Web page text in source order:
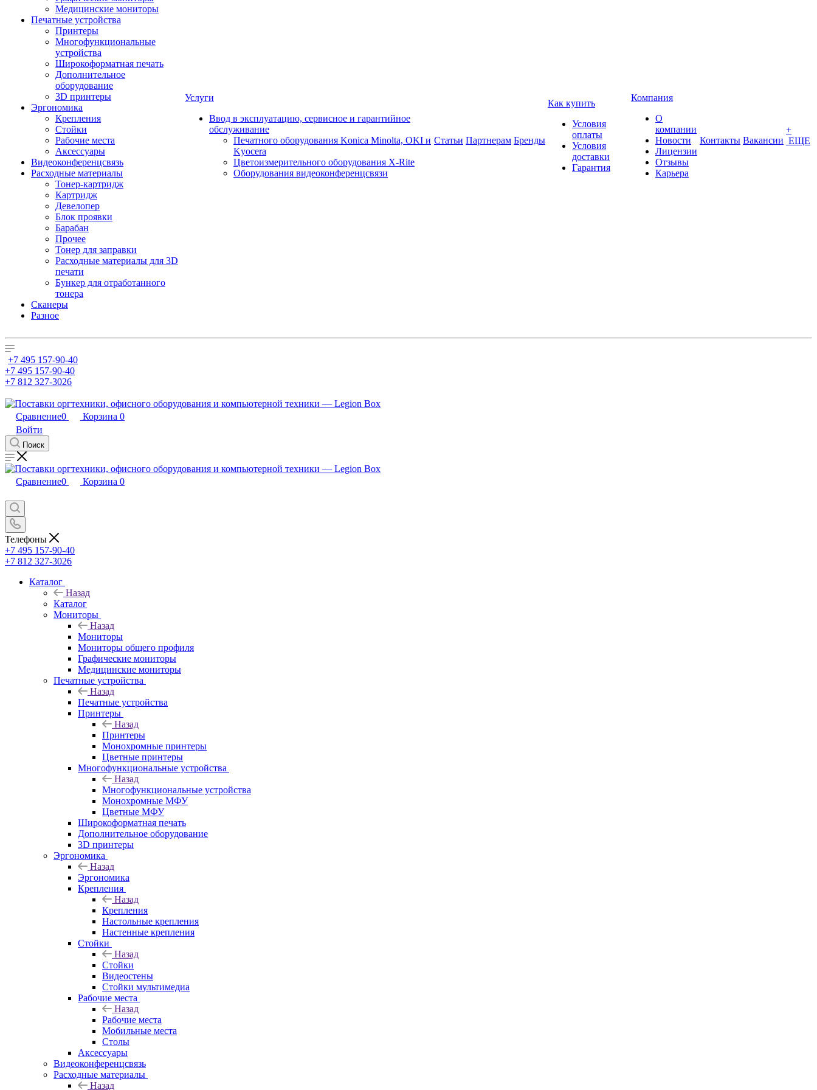
Медицинские мониторы
Печатные устройства
Принтеры
Многофункциональные
устройства
Широкоформатная печать
Дополнительное
оборудование
3D принтеры
Эргономика
Крепления
Стойки
Рабочие места
Аксессуары
Видеоконференцсвязь
Расходные материалы
Тонер-картридж
Картридж
Девелопер
Блок проявки
Барабан
Прочее
Тонер для заправки
Расходные материалы для 3D
печати
Бункер для отработанного
тонера
Сканеры
Разное
Услуги
Ввод в эксплуатацию, сервисное и гарантийное
обслуживание
Печатного оборудования Konica Minolta, OKI и
Kyocera
Цветоизмерительного оборудования X-Rite
Оборудования видеоконференцсвязи
Статьи Партнерам Бренды
Как купить
Условия
оплаты
Условия
доставки
Гарантия
Компания
О
компании
Новости
Лицензии
Отзывы
Карьера
Контакты Вакансии
+
ЕЩЕ
+7 495 157-90-40
+7 495 157-90-40
+7 812 327-3026
Сравнение0 Корзина 0
Войти
Поиск
Сравнение0 Корзина 0
Телефоны
+7 495 157-90-40
+7 812 327-3026
Каталог
Назад
Каталог
Мониторы
Назад
Мониторы
Мониторы общего профиля
Графические мониторы
Медицинские мониторы
Печатные устройства
Назад
Печатные устройства
Принтеры
Назад
Принтеры
Моноxромныe принтеры
Цвeтныe принтеры
Многофункциональные устройства
Назад
Многофункциональные устройства
Монохромные МФУ
Цветные МФУ
Широкоформатная печать
Дополнительное оборудование
3D принтеры
Эргономика
Назад
Эргономика
Крепления
Назад
Крепления
Настольные крепления
Настенные крепления
Стойки
Назад
Стойки
Видеостены
Стойки мультимедиа
Рабочие места
Назад
Рабочие места
Мобильные места
Столы
Аксессуары
Видеоконференцсвязь
Расходные материалы
Назад